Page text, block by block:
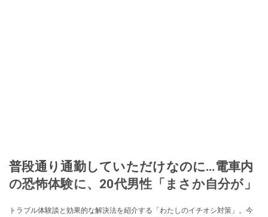
普段通り通勤していただけなのに…電車内
の恐怖体験に、20代男性「まさか自分が」
トラブル体験談と効果的な解決法を紹介する「わたしのイチオシ対策」。今